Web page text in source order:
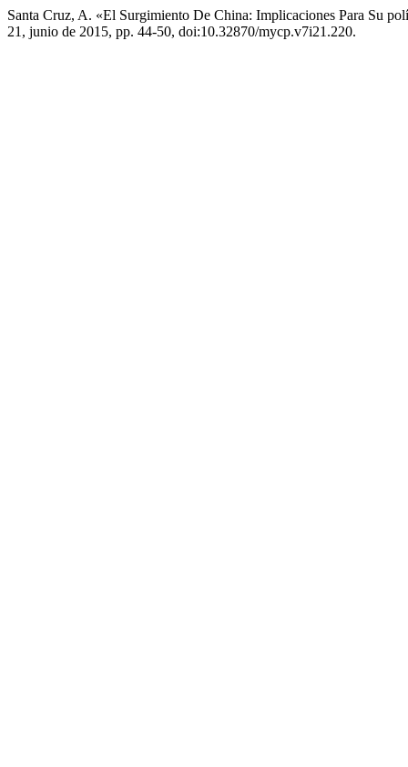
Santa Cruz, A. «El Surgimiento De China: Implicaciones Para Su
21, junio de 2015, pp. 44-50, doi:10.32870/mycp.v7i21.220.